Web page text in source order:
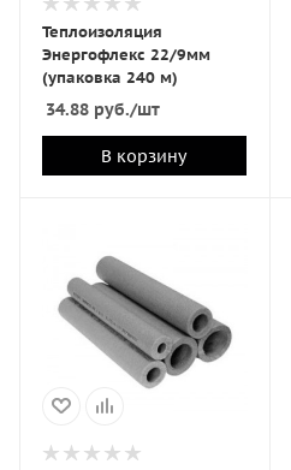
Теплоизоляция
Энергофлекс 22/9мм
(упаковка 240 м)
34.88 руб./шт
В корзину